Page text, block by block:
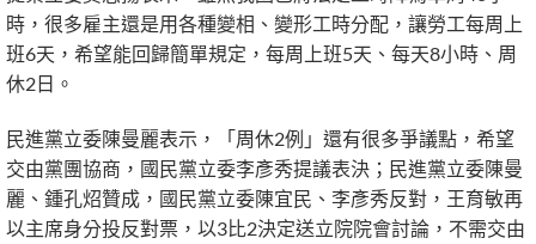
時，很多雇主還是用各種變相、變形工時分配，讓勞工每周上
班6天，希望能回歸簡單規定，每周上班5天、每天8小時、周
休2日。
民進黨立委陳曼麗表示，「周休2例」還有很多爭議點，希望
交由黨團協商，國民黨立委李彥秀提議表決；民進黨立委陳曼
麗、鍾孔炤贊成，國民黨立委陳宜民、李彥秀反對，王育敏再
以主席身分投反對票，以3比2決定送立院院會討論，不需交由